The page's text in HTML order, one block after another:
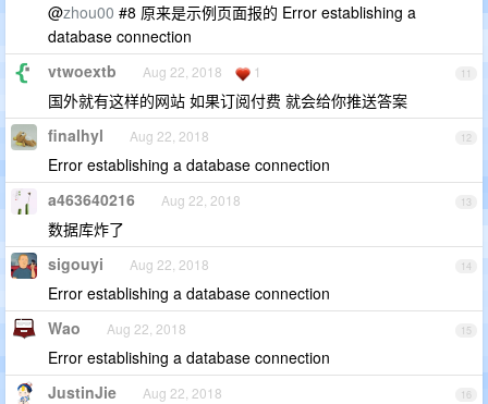
@zhou00 #8 原来是示例页面报的 Error establishing a
database connection
11
vtwoextb Aug 22, 2018 1
国外就有这样的网站 如果订阅付费 就会给你推送答案
12
finalhyl Aug 22, 2018
Error establishing a database connection
13
a463640216 Aug 22, 2018
数据库炸了
14
sigouyi Aug 22, 2018
Error establishing a database connection
15
Wao Aug 22, 2018
Error establishing a database connection
16
JustinJie Aug 22, 2018